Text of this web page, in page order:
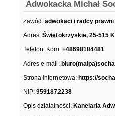
Adwokacka Michał
Zawód: adwokaci i radcy
Adres: Świętokrzyskie, 25-515
Telefon: Kom. +48698184481
Adres e-mail:
Strona internetowa: https://
NIP: 9591872238
Opis działalności: Kanelaria